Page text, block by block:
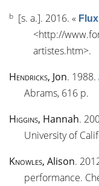
b [s. a.]. 2016. «
<http://
artistes.htm>.
Hendricks, Jon. 1988.
Abrams, 616 p.
Higgins, Hannah.
University of
Knowles, Alison.
performance.